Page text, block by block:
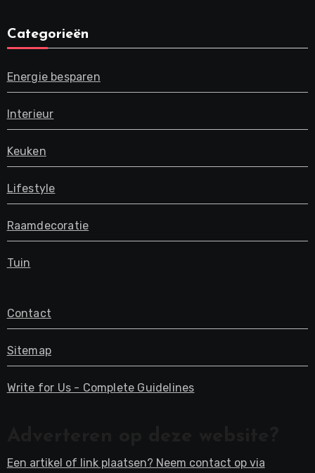
Categorieën
Energie besparen
Interieur
Keuken
Lifestyle
Raamdecoratie
Tuin
Contact
Sitemap
Write for Us - Complete Guidelines
Een artikel of link plaatsen? Neem contact op via